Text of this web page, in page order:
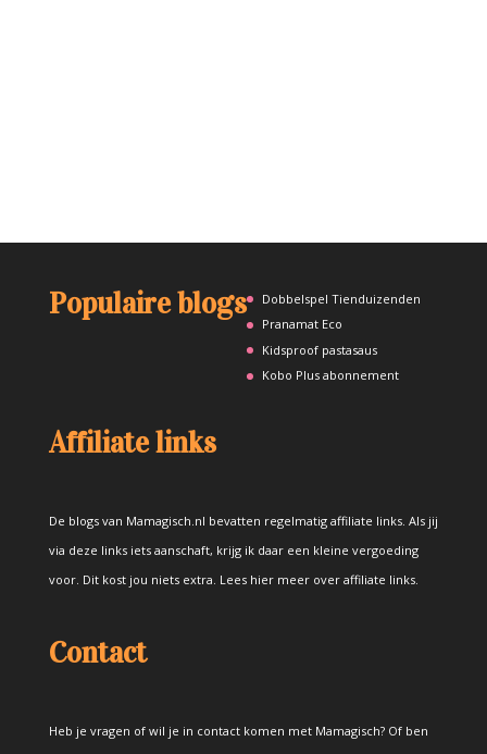
Populaire blogs
Dobbelspel Tienduizenden
Pranamat Eco
Kidsproof pastasaus
Kobo Plus abonnement
Affiliate links
De blogs van Mamagisch.nl bevatten regelmatig affiliate links. Als jij
via deze links iets aanschaft, krijg ik daar een kleine vergoeding
voor. Dit kost jou niets extra. Lees hier meer over affiliate links.
Contact
Heb je vragen of wil je in contact komen met Mamagisch? Of ben